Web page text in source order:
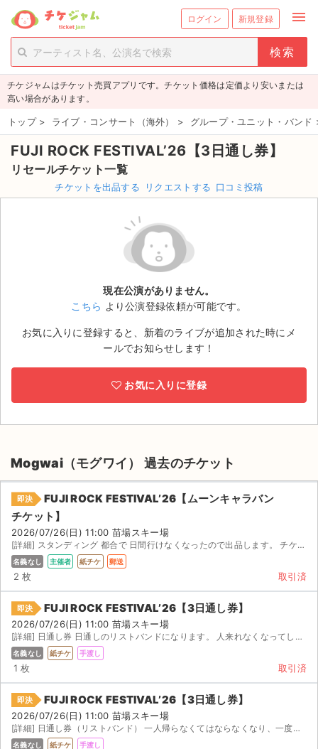
ログイン 新規登録 menu
person_add 新規会員登録
チケットを探す
新着チケット
値下げしたチケット
都道府県からチケットを探す
チケットのリクエスト一覧
ライブ・コンサート（国内）
ライブ・コンサート（海外）
スポーツ
ご利用ガイド
ご利用ガイド
手数料・お支払い方法
AIに質問する
お知らせ
チケジャムはチケット売買アプリです。チケット価格は定価より安いまたは
高い場合があります。
トップ > ライブ・コンサート（海外） > グループ・ユニット・バンド
FUJI ROCK FESTIVAL’26【3日通し券】
リセールチケット一覧
チケットを出品する リクエストする 口コミ投稿
現在公演がありません。
こちら より公演登録依頼が可能です。
お気に入りに登録すると、新着のライブが追加された時にメ
ールでお知らせします！
お気に入りに登録
Mogwai（モグワイ） 過去のチケット
即決
FUJI ROCK FESTIVAL’26【ムーンキャラバン
チケット】
2026/07/26(日) 11:00 苗場スキー場
[詳細] スタンディング 都合で 日間行けなくなったので出品します。 チケット届き次第、直ちにレターパッ...
名義なし 主催者 紙チケ 郵送
2 枚 取引済
即決 FUJI ROCK FESTIVAL’26【3日通し券】
2026/07/26(日) 11:00 苗場スキー場
[詳細] 日通し券 日通しのリストバンドになります。 人来れなくなってしまったため、譲ることにし...
名義なし 紙チケ 手渡し
1 枚 取引済
即決 FUJI ROCK FESTIVAL’26【3日通し券】
2026/07/26(日) 11:00 苗場スキー場
[詳細] 日通し券（リストバンド） 一人帰らなくてはならなくなり、一度使用したものをお譲りします。 ...
名義なし 紙チケ 手渡し